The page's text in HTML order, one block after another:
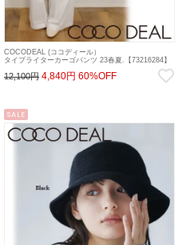
COCODEAL (ココディール）
タイプライターカーゴパンツ 23春夏.【73216284】
12,100円 4,840円 60%OFF
SALE